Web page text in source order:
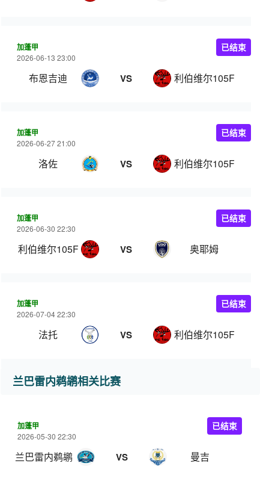
加蓬甲
2026-06-13 23:00
布恩吉迪 VS 利伯维尔105FC
已结束
加蓬甲
2026-06-27 21:00
洛佐 VS 利伯维尔105FC
已结束
加蓬甲
2026-06-30 22:30
利伯维尔105FC VS 奥耶姆
已结束
加蓬甲
2026-07-04 22:30
法托 VS 利伯维尔105FC
已结束
兰巴雷内鹈鹕相关比赛
加蓬甲
2026-05-30 22:30
兰巴雷内鹈鹕 VS 曼吉
已结束